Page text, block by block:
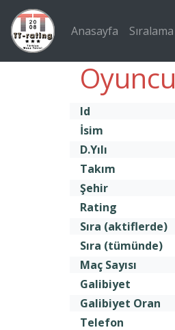
Anasayfa Sıralama
Oyuncu
Id
İsim
D.Yılı
Takım
Şehir
Rating
Sıra (aktiflerde)
Sıra (tümünde)
Maç Sayısı
Galibiyet
Galibiyet Oran
Telefon